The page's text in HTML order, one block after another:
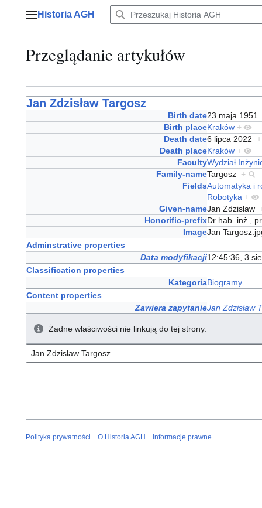
Menu główne
Historia AGH
Przeglądanie artykułów
Jan Zdzisław Targosz
Birth date23 maja 1951
Birth placeKraków +
Death date6 lipca 2022 +
Death placeKraków +
FacultyWydział
Family-nameTargosz +
FieldsAutomatyka i
Robotyka +
Given-nameJan Zdzisław
Honorific-prefixDr hab. inż.,
ImageJan
Adminstrative properties
Data modyfikacji12:45:36, 3
Classification properties
KategoriaBiogramy
Content properties
Zawiera zapytanieJan Zdzisław
Żadne właściwości nie linkują do tej strony.
Polityka prywatności O Historia AGH Informacje prawne